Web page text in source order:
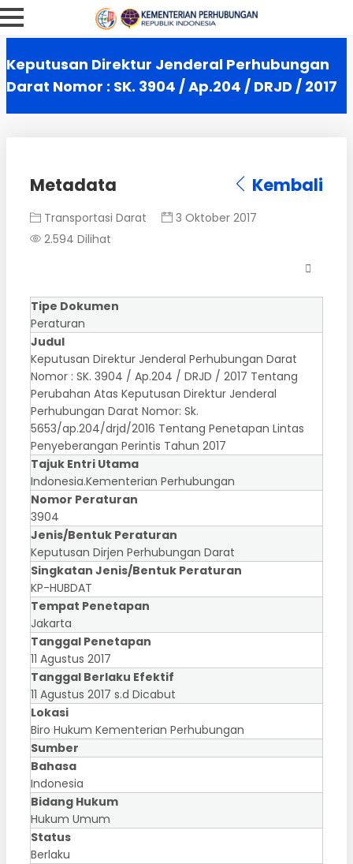
Keputusan Direktur Jenderal Perhubungan
Darat Nomor : SK. 3904 / Ap.204 / DRJD / 2017
Metadata Kembali
Transportasi Darat
3 Oktober 2017
2.594 Dilihat
Tipe Dokumen
Peraturan
Judul
Keputusan Direktur Jenderal Perhubungan Darat
Nomor : SK. 3904 / Ap.204 / DRJD / 2017 Tentang
Perubahan Atas Keputusan Direktur Jenderal
Perhubungan Darat Nomor: Sk.
5653/ap.204/drjd/2016 Tentang Penetapan Lintas
Penyeberangan Perintis Tahun 2017
Tajuk Entri Utama
Indonesia.Kementerian Perhubungan
Nomor Peraturan
3904
Jenis/Bentuk Peraturan
Keputusan Dirjen Perhubungan Darat
Singkatan Jenis/Bentuk Peraturan
KP-HUBDAT
Tempat Penetapan
Jakarta
Tanggal Penetapan
11 Agustus 2017
Tanggal Berlaku Efektif
11 Agustus 2017 s.d Dicabut
Lokasi
Biro Hukum Kementerian Perhubungan
Sumber
Bahasa
Indonesia
Bidang Hukum
Hukum Umum
Status
Berlaku